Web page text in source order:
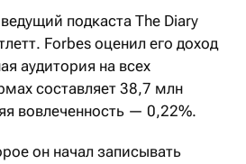
подкаста The Diary
Forbes оценил его доход
аудитория на всех
составляет 38,7 млн
вовлеченность — 0,22%.
он начал записывать